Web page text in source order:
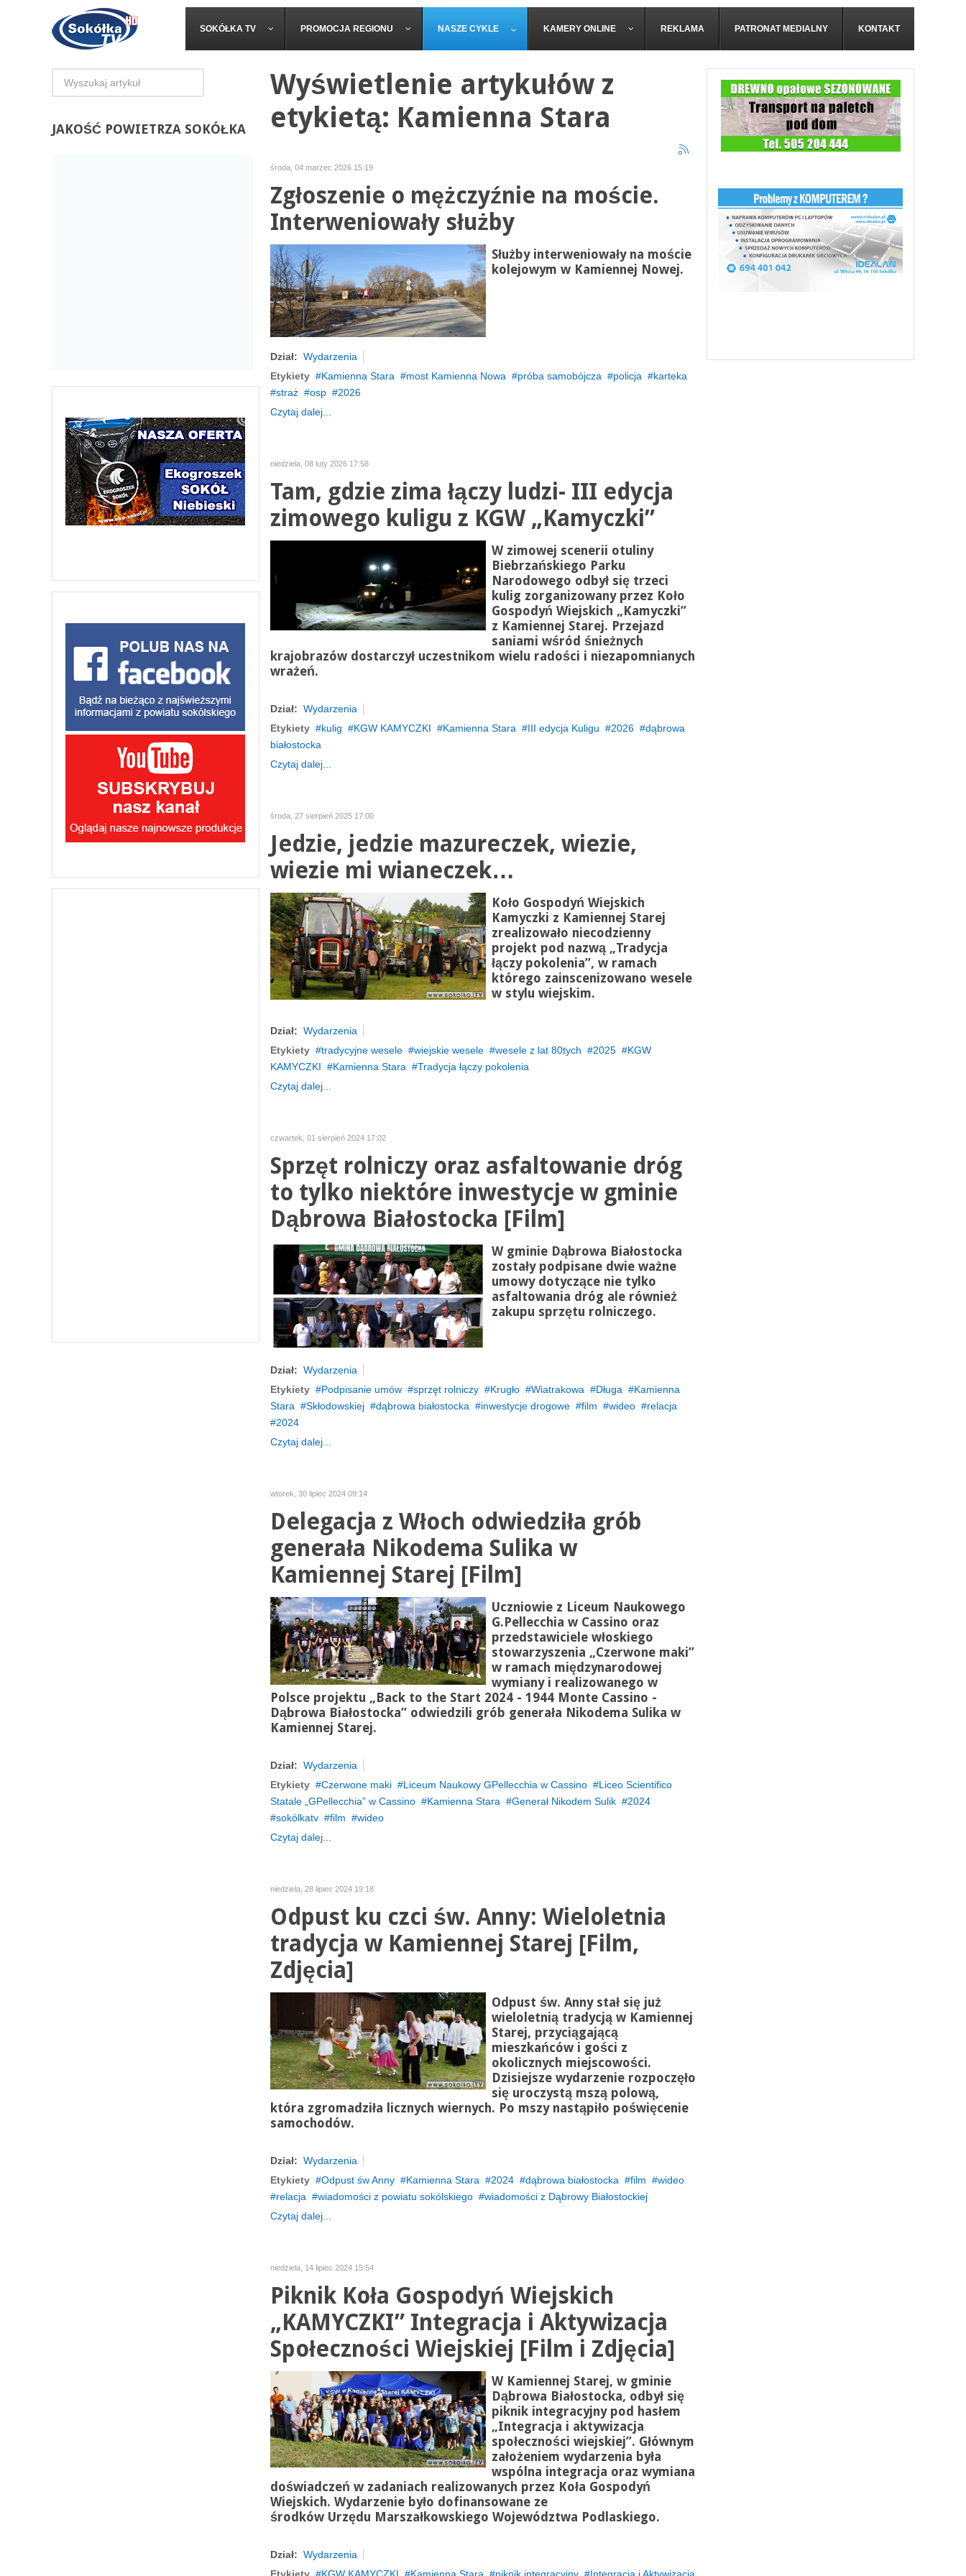
SOKÓŁKA TV PROMOCJA REGIONU NASZE CYKLE KAMERY ONLINE REKLAMA PATRONAT MEDIALNY KONTAKT
Wyświetlenie artykułów z
etykietą: Kamienna Stara
środa, 04 marzec 2026 15:19
Zgłoszenie o mężczyźnie na moście.
Interweniowały służby
Służby interweniowały na moście
kolejowym w Kamiennej Nowej.
Dział: Wydarzenia
Etykiety
Kamienna Stara most Kamienna Nowa próba samobójcza policja
karteka
straż
osp
2026
Czytaj dalej...
niedziela, 08 luty 2026 17:58
Tam, gdzie zima łączy ludzi- III edycja
zimowego kuligu z KGW „Kamyczki”
W zimowej scenerii otuliny
Biebrzańskiego Parku
Narodowego odbył się trzeci
kulig zorganizowany przez Koło
Gospodyń Wiejskich „Kamyczki”
z Kamiennej Starej. Przejazd
saniami wśród śnieżnych
krajobrazów dostarczył uczestnikom wielu radości i niezapomnianych
wrażeń.
Dział: Wydarzenia
Etykiety
kulig KGW KAMYCZKI Kamienna Stara III edycja Kuligu 2026
dąbrowa
białostocka
Czytaj dalej...
środa, 27 sierpień 2025 17:00
Jedzie, jedzie mazureczek, wiezie,
wiezie mi wianeczek…
Koło Gospodyń Wiejskich
Kamyczki z Kamiennej Starej
zrealizowało niecodzienny
projekt pod nazwą „Tradycja
łączy pokolenia”, w ramach
którego zainscenizowano wesele
w stylu wiejskim.
Dział: Wydarzenia
Etykiety
tradycyjne wesele wiejskie wesele wesele z lat 80tych 2025
KGW
KAMYCZKI
Kamienna Stara
Tradycja łączy pokolenia
Czytaj dalej...
czwartek, 01 sierpień 2024 17:02
Sprzęt rolniczy oraz asfaltowanie dróg
to tylko niektóre inwestycje w gminie
Dąbrowa Białostocka [Film]
W gminie Dąbrowa Białostocka
zostały podpisane dwie ważne
umowy dotyczące nie tylko
asfaltowania dróg ale również
zakupu sprzętu rolniczego.
Dział: Wydarzenia
Etykiety
Podpisanie umów sprzęt rolniczy Krugło Wiatrakowa Długa
Kamienna
Stara
Skłodowskiej dąbrowa białostocka inwestycje drogowe film wideo
relacja
2024
Czytaj dalej...
wtorek, 30 lipiec 2024 09:14
Delegacja z Włoch odwiedziła grób
generała Nikodema Sulika w
Kamiennej Starej [Film]
Uczniowie z Liceum Naukowego
G.Pellecchia w Cassino oraz
przedstawiciele włoskiego
stowarzyszenia „Czerwone maki”
w ramach międzynarodowej
wymiany i realizowanego w
Polsce projektu „Back to the Start 2024 - 1944 Monte Cassino -
Dąbrowa Białostocka” odwiedzili grób generała Nikodema Sulika w
Kamiennej Starej.
Dział: Wydarzenia
Etykiety
Czerwone maki Liceum Naukowy GPellecchia w Cassino
Liceo Scientifico
Statale „GPellecchia” w Cassino
Kamienna Stara Generał Nikodem Sulik
2024
sokólkatv
film
wideo
Czytaj dalej...
niedziela, 28 lipiec 2024 19:18
Odpust ku czci św. Anny: Wieloletnia
tradycja w Kamiennej Starej [Film,
Zdjęcia]
Odpust św. Anny stał się już
wieloletnią tradycją w Kamiennej
Starej, przyciągającą
mieszkańców i gości z
okolicznych miejscowości.
Dzisiejsze wydarzenie rozpoczęło
się uroczystą mszą polową,
która zgromadziła licznych wiernych. Po mszy nastąpiło poświęcenie
samochodów.
Dział: Wydarzenia
Etykiety
Odpust św Anny Kamienna Stara 2024 dąbrowa białostocka film
wideo
relacja
wiadomości z powiatu sokólskiego
wiadomości z Dąbrowy Białostockiej
Czytaj dalej...
niedziela, 14 lipiec 2024 15:54
Piknik Koła Gospodyń Wiejskich
„KAMYCZKI” Integracja i Aktywizacja
Społeczności Wiejskiej [Film i Zdjęcia]
W Kamiennej Starej, w gminie
Dąbrowa Białostocka, odbył się
piknik integracyjny pod hasłem
„Integracja i aktywizacja
społeczności wiejskiej”. Głównym
założeniem wydarzenia była
wspólna integracja oraz wymiana
doświadczeń w zadaniach realizowanych przez Koła Gospodyń
Wiejskich. Wydarzenie było dofinansowane ze
środków Urzędu Marszałkowskiego Województwa Podlaskiego.
Dział: Wydarzenia
JAKOŚĆ POWIETRZA SOKÓŁKA